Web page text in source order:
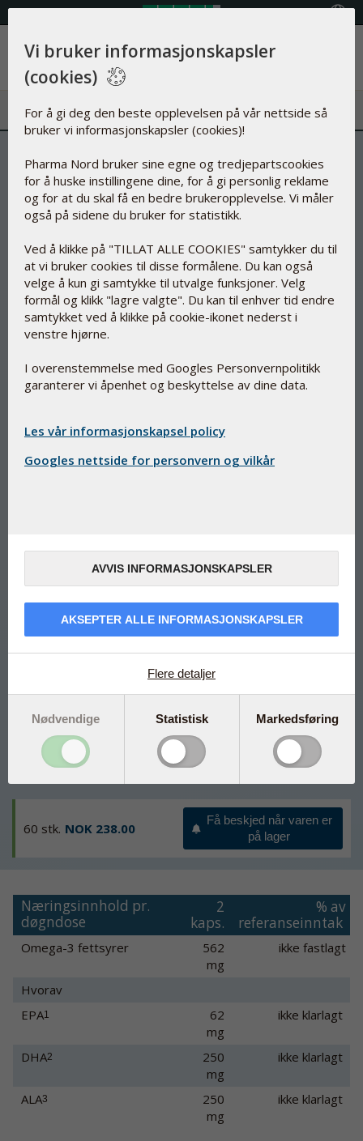
Omega-3 fettsyrer fra mikroalger
og chiafrø
Kapselskallet, Phytocaps, er lagd av fermentert mais,
potet og erter
Med EPA og DHA, som bidrar til normal hjertefunksjon1
Med DHA, som bidrar opprettholdelse av normal
hjernefunksjon2 og normalt syn2
Inneholder ALA som bidrar til å opprettholde normalt
kolesterolnivå i blodet3
Kapslene er uten cellulose /
Velegnet til vegetarianere og veganere
Fremstilt under farmasøytisk kontroll
60 stk. NOK 238.00
Få beskjed når varen er
på lager
Næringsinnhold pr.
døgndose
2
kaps.
% av
referanseinntak
Omega-3 fettsyrer
562
mg
ikke fastlagt
Hvorav
EPA1
62
mg
ikke klarlagt
DHA2
250
mg
ikke klarlagt
ALA3
250
mg
ikke klarlagt
Vi bruker informasjonskapsler
(cookies)
For å gi deg den beste opplevelsen på vår nettside så
bruker vi informasjonskapsler (cookies)!
Pharma Nord bruker sine egne og tredjepartscookies
for å huske instillingene dine, for å gi personlig reklame
og for at du skal få en bedre brukeropplevelse. Vi måler
også på sidene du bruker for statistikk.
Ved å klikke på "TILLAT ALLE COOKIES" samtykker du til
at vi bruker cookies til disse formålene. Du kan også
velge å kun gi samtykke til utvalge funksjoner. Velg
formål og klikk "lagre valgte". Du kan til enhver tid endre
samtykket ved å klikke på cookie-ikonet nederst i
venstre hjørne.
I overenstemmelse med Googles Personvernpolitikk
garanterer vi åpenhet og beskyttelse av dine data.
Les vår informasjonskapsel policy
Googles nettside for personvern og vilkår
AVVIS INFORMASJONSKAPSLER
AKSEPTER ALLE INFORMASJONSKAPSLER
Flere detaljer
Nødvendige Statistisk Markedsføring